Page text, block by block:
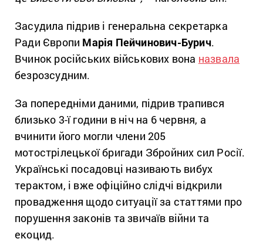
Засудила підрив і генеральна секретарка
Ради Європи Марія Пейчинович-Бурич.
Вчинок російських військових вона назвала
безрозсудним.
За попередніми даними, підрив трапився
близько 3-ї години в ніч на 6 червня, а
вчинити його могли члени 205
мотострілецької бригади Збройних сил Росії.
Українські посадовці називають вибух
терактом, і вже офіційно слідчі відкрили
провадження щодо ситуації за статтями про
порушення законів та звичаїв війни та
екоцид.